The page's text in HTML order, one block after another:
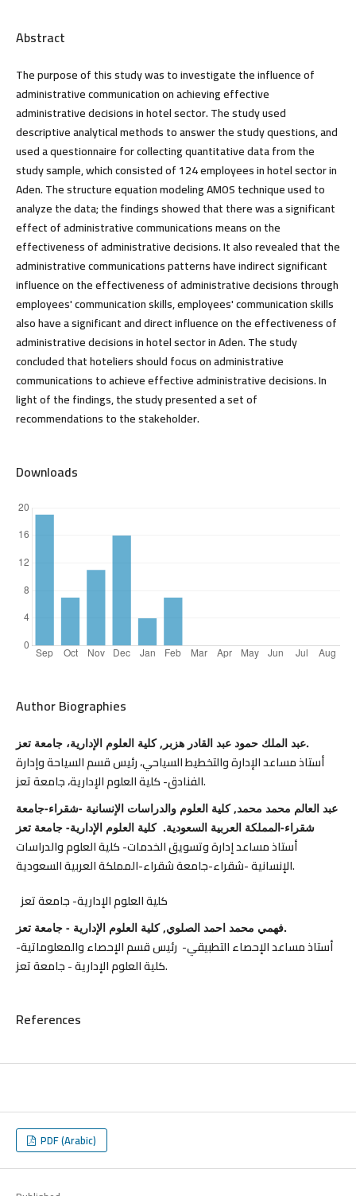
Abstract
The purpose of this study was to investigate the influence of
administrative communication on achieving effective
administrative decisions in hotel sector. The study used
descriptive analytical methods to answer the study questions, and
used a questionnaire for collecting quantitative data from the
study sample, which consisted of 124 employees in hotel sector in
Aden. The structure equation modeling AMOS technique used to
analyze the data; the findings showed that there was a significant
effect of administrative communications means on the
effectiveness of administrative decisions. It also revealed that the
administrative communications patterns have indirect significant
influence on the effectiveness of administrative decisions through
employees' communication skills, employees' communication skills
also have a significant and direct influence on the effectiveness of
administrative decisions in hotel sector in Aden. The study
concluded that hoteliers should focus on administrative
communications to achieve effective administrative decisions. In
light of the findings, the study presented a set of
recommendations to the stakeholder.
Downloads
Author Biographies
عبد الملك حمود عبد القادر هزبر, كلية العلوم الإدارية، جامعة تعز.
أستاذ مساعد الإدارة والتخطيط السياحي، رئيس قسم السياحة وإدارة
الفنادق- كلية العلوم الإدارية، جامعة تعز.
عبد العالم محمد محمد, كلية العلوم والدراسات الإنسانية -شقراء-جامعة
شقراء-المملكة العربية السعودية. كلية العلوم الإدارية- جامعة تعز
أستاذ مساعد إدارة وتسويق الخدمات- كلية العلوم والدراسات
الإنسانية -شقراء-جامعة شقراء-المملكة العربية السعودية.
كلية العلوم الإدارية- جامعة تعز
فهمي محمد احمد الصلوي, كلية العلوم الإدارية - جامعة تعز.
أستاذ مساعد الإحصاء التطبيقي- رئيس قسم الإحصاء والمعلوماتية-
كلية العلوم الإدارية - جامعة تعز.
References
PDF (Arabic)